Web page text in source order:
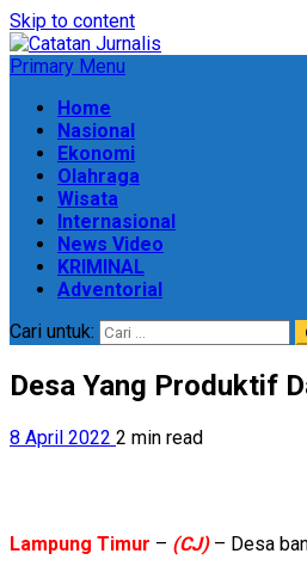
Skip to content
Primary Menu
Home
Nasional
Ekonomi
Olahraga
Wisata
Internasional
News Video
KRIMINAL
Adventorial
Cari untuk:
Desa Yang Produktif
8 April 2022 2 min read
Lampung Timur – (CJ)– Desa